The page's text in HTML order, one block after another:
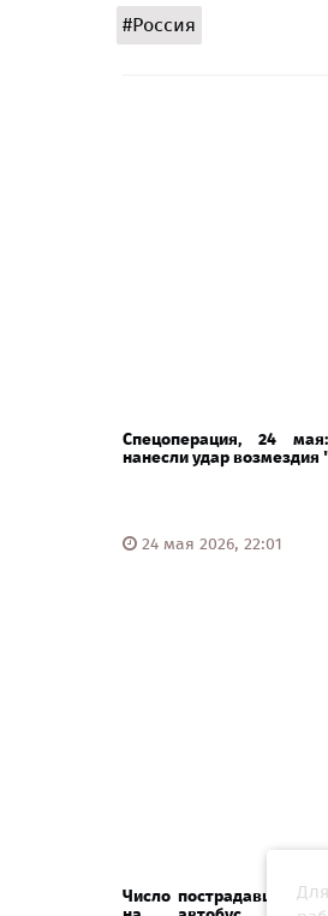
#Россия
Спецоперация, 24
нанесли удар
24 мая 2026, 22:01
Число пострадавших